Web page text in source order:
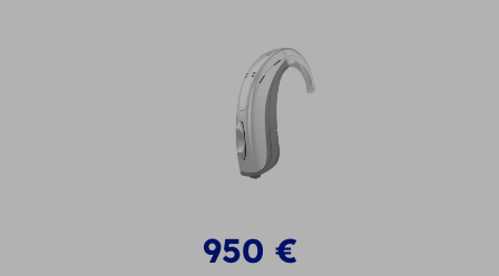
950 €